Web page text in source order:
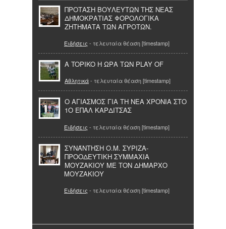
ΠΡΟΤΑΣΗ ΒΟΥΛΕΥΤΩΝ ΤΗΣ ΝΕΑΣ
ΔΗΜΟΚΡΑΤΙΑΣ ΦΟΡΟΛΟΓΙΚΑ
ΖΗΤΗΜΑΤΑ ΤΩΝ ΑΓΡΟΤΩΝ.
Ειδήσεις - τελευταία θέαση [timestamp]
A TOPIKO Η ΩΡΑ ΤΩΝ PLAY OF
Αθλητικά- τελευταία θέαση [timestamp]
Ο ΑΓΙΑΣΜΟΣ ΓΙΑ ΤΗ ΝΕΑ ΧΡΟΝΙΑ ΣΤΟ
1Ο ΕΠΑΛ ΚΑΡΔΙΤΣΑΣ
Ειδήσεις - τελευταία θέαση [timestamp]
ΣΥΝΆΝΤΗΣΗ Ο.Μ. ΣΥΡΙΖΑ-
ΠΡΟΟΔΕΥΤΙΚΗ ΣΥΜΜΑΧΙΑ
ΜΟΥΖΑΚΙΟΥ ΜΕ ΤΟΝ ΔΗΜΑΡΧΟ
ΜΟΥΖΑΚΙΟΥ
Ειδήσεις - τελευταία θέαση [timestamp]